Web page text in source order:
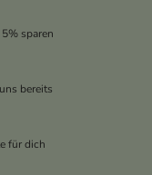
sparen
bereits
für dich